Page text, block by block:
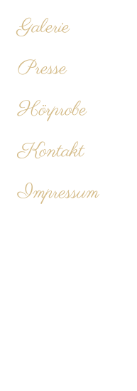
Galerie
Presse
Hörprobe
Kontakt
Impressum